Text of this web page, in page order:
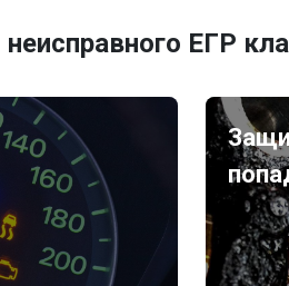
ЕГР